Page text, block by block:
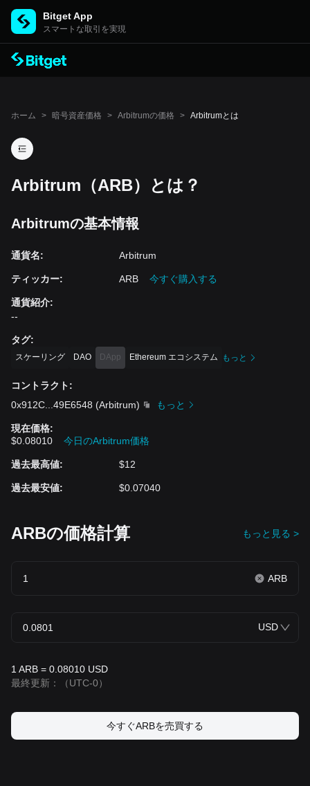
Bitget App
スマートな取引を実現
ホーム > 暗号資産価格 > Arbitrumの価格 > Arbitrumとは
Arbitrum（ARB）とは？
Arbitrumの基本情報
通貨名: Arbitrum
ティッカー: ARB 今すぐ購入する
通貨紹介:
--
タグ:
スケーリング DAO DApp Ethereum エコシステム もっと
コントラクト:
0x912C
49E6548 (Arbitrum) もっと
現在価格:
$0.08010
今日のArbitrum価格
過去最高値: $12
過去最安値: $0.07040
ARBの価格計算 もっと見る >
ARB
USD
1 ARB = 0.08010 USD
最終更新：
（UTC-0）
今すぐARBを売買する